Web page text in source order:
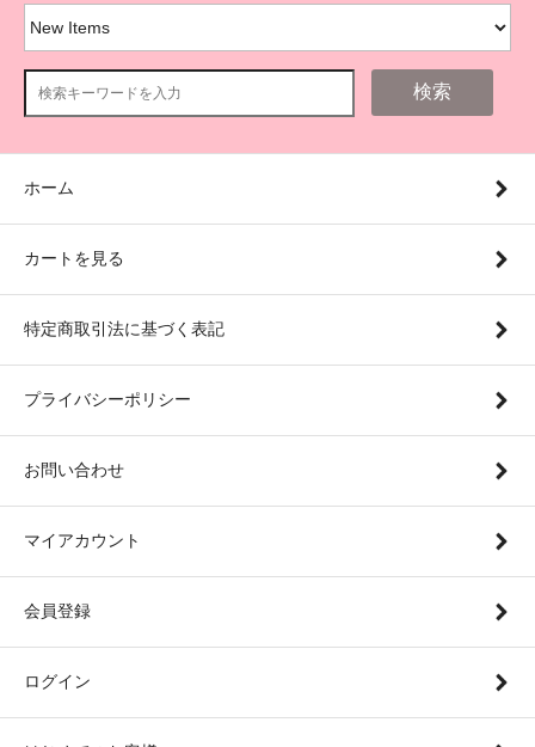
検索
ホーム
カートを見る
特定商取引法に基づく表記
プライバシーポリシー
お問い合わせ
マイアカウント
会員登録
ログイン